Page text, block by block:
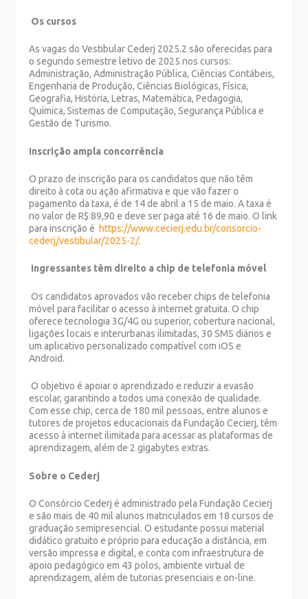
Os cursos
As vagas do Vestibular Cederj 2025.2 são oferecidas para
o segundo semestre letivo de 2025 nos cursos:
Administração, Administração Pública, Ciências Contábeis,
Engenharia de Produção, Ciências Biológicas, Física,
Geografia, História, Letras, Matemática, Pedagogia,
Química, Sistemas de Computação, Segurança Pública e
Gestão de Turismo.
Inscrição ampla concorrência
O prazo de inscrição para os candidatos que não têm
direito à cota ou ação afirmativa e que vão fazer o
pagamento da taxa, é de 14 de abril a 15 de maio. A taxa é
no valor de R$ 89,90 e deve ser paga até 16 de maio. O link
para inscrição é https://www.cecierj.edu.br/consorcio-
cederj/vestibular/2025-2/.
Ingressantes têm direito a chip de telefonia móvel
Os candidatos aprovados vão receber chips de telefonia
móvel para facilitar o acesso à internet gratuita. O chip
oferece tecnologia 3G/4G ou superior, cobertura nacional,
ligações locais e interurbanas ilimitadas, 30 SMS diários e
um aplicativo personalizado compatível com iOS e
Android.
O objetivo é apoiar o aprendizado e reduzir a evasão
escolar, garantindo a todos uma conexão de qualidade.
Com esse chip, cerca de 180 mil pessoas, entre alunos e
tutores de projetos educacionais da Fundação Cecierj, têm
acesso à internet ilimitada para acessar as plataformas de
aprendizagem, além de 2 gigabytes extras.
Sobre o Cederj
O Consórcio Cederj é administrado pela Fundação Cecierj
e são mais de 40 mil alunos matriculados em 18 cursos de
graduação semipresencial.O estudante possui material
didático gratuito e próprio para educação a distância, em
versão impressa e digital, e conta com infraestrutura de
apoio pedagógico em 43 polos, ambiente virtual de
aprendizagem, além de tutorias presenciais e on-line.